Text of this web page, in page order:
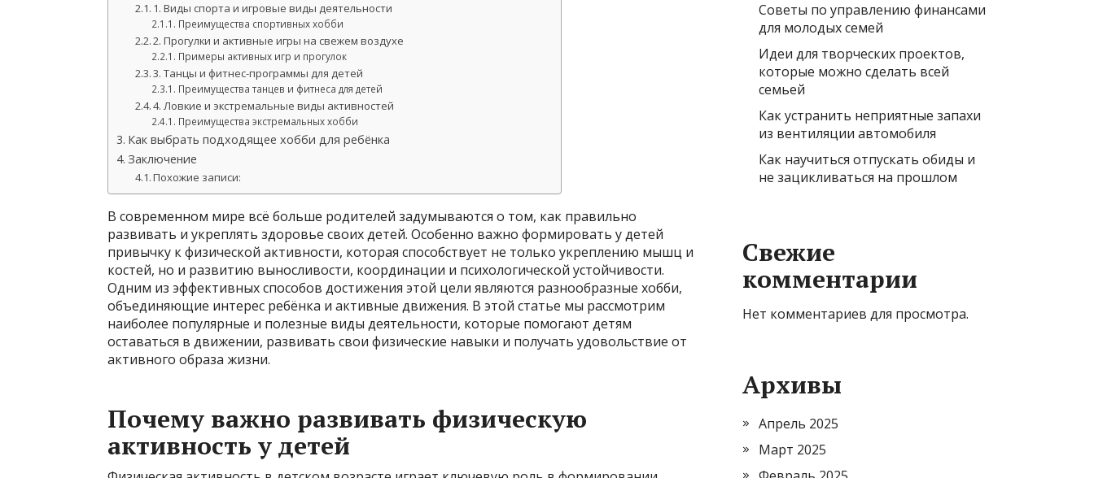
1. Виды спорта и игровые виды деятельности
Преимущества спортивных хобби
2. Прогулки и активные игры на свежем воздухе
Примеры активных игр и прогулок
3. Танцы и фитнес-программы для детей
Преимущества танцев и фитнеса для детей
4. Ловкие и экстремальные виды активностей
Преимущества экстремальных хобби
Как выбрать подходящее хобби для ребёнка
Заключение
Похожие записи:
В современном мире всё больше родителей задумываются о том, как правильно
развивать и укреплять здоровье своих детей. Особенно важно формировать у детей
привычку к физической активности, которая способствует не только укреплению мышц и
костей, но и развитию выносливости, координации и психологической устойчивости.
Одним из эффективных способов достижения этой цели являются разнообразные хобби,
объединяющие интерес ребёнка и активные движения. В этой статье мы рассмотрим
наиболее популярные и полезные виды деятельности, которые помогают детям
оставаться в движении, развивать свои физические навыки и получать удовольствие от
активного образа жизни.
Почему важно развивать физическую
активность у детей
Советы по управлению финансами
для молодых семей
Идеи для творческих проектов,
которые можно сделать всей
семьей
Как устранить неприятные запахи
из вентиляции автомобиля
Как научиться отпускать обиды и
не зацикливаться на прошлом
Свежие
комментарии
Нет комментариев для просмотра.
Архивы
Апрель 2025
Март 2025